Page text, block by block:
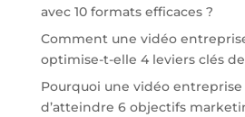
avec 10 formats efficaces ?
Comment une vidéo
optimise-t-elle 4 leviers clés
Pourquoi une vidéo
d’atteindre 6 objectifs